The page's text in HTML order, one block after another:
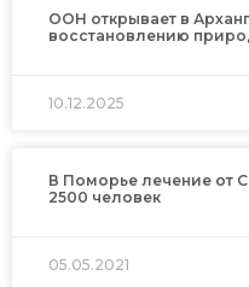
ООН открывает в
восстановлению
10.12.2025
В Поморье лечение от
2500 человек
05.05.2021